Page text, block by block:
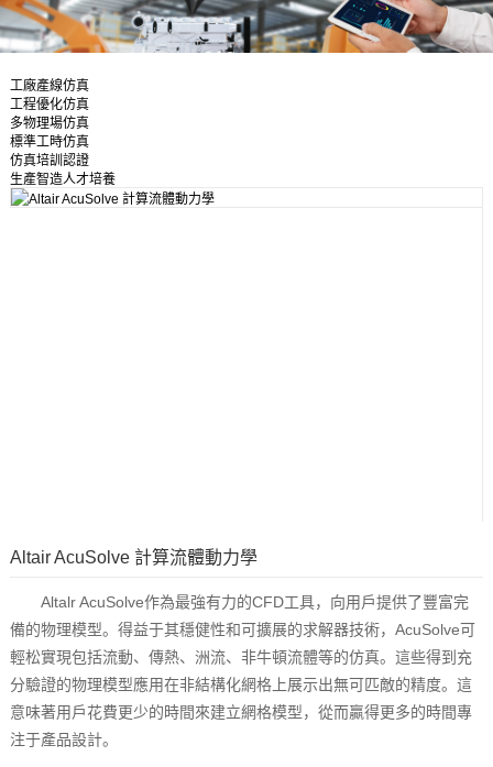
工廠產線仿真
工程優化仿真
多物理場仿真
標準工時仿真
仿真培訓認證
生產智造人才培養
Altair AcuSolve 計算流體動力學
Altalr AcuSolve作為最強有力的CFD工具，向用戶提供了豐富完
備的物理模型。得益于其穩健性和可擴展的求解器技術，AcuSolve可
輕松實現包括流動、傳熱、洲流、非牛頓流體等的仿真。這些得到充
分驗證的物理模型應用在非結構化網格上展示出無可匹敵的精度。這
意味著用戶花費更少的時間來建立網格模型，從而贏得更多的時間專
注于產品設計。